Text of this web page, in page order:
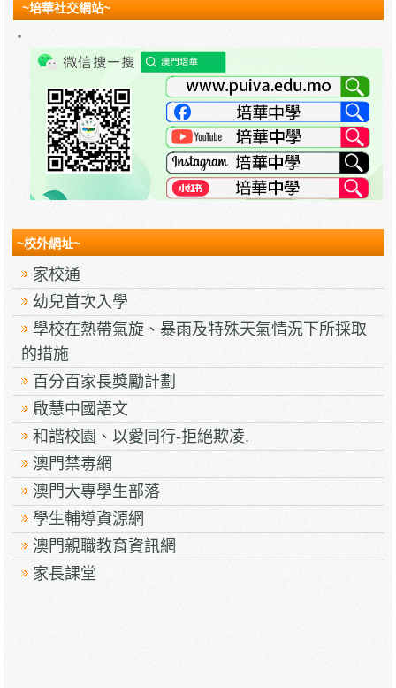
~培華社交網站~
~校外網址~
家校通
幼兒首次入學
學校在熱帶氣旋、暴雨及特殊天氣情況下所採取
的措施
百分百家長獎勵計劃
啟慧中國語文
和諧校園、以愛同行-拒絕欺凌.
澳門禁毒網
澳門大專學生部落
學生輔導資源網
澳門親職教育資訊網
家長課堂